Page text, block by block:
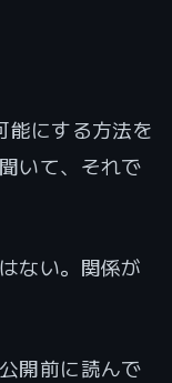
にする方法を
いて、それで
ない。関係が
開前に読んで